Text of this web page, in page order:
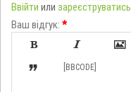
Ввійти или зареєструватись
Ваш відгук: *

 
 [BBCODE]